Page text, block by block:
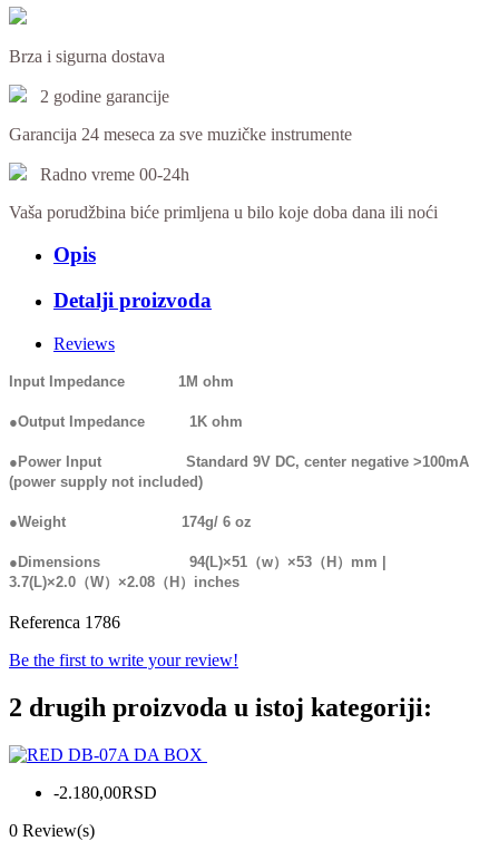
Brza i sigurna dostava
2 godine garancije
Garancija 24 meseca za sve muzičke instrumente
Radno vreme 00-24h
Vaša porudžbina biće primljena u bilo koje doba dana ili noći
Opis
Detalji proizvoda
Reviews
Input Impedance 1M ohm
●Output Impedance 1K ohm
●Power Input Standard 9V DC, center negative >100mA
(power supply not included)
●Weight 174g/ 6 oz
●Dimensions 94(L)×51（w）×53（H）mm |
3.7(L)×2.0（W）×2.08（H）inches
Referenca 1786
Be the first to write your review!
2 drugih proizvoda u istoj kategoriji:
-2.180,00RSD
0 Review(s)